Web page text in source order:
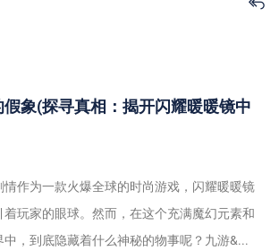
象(探寻真相：揭开闪耀暖暖镜中
情作为一款火爆全球的时尚游戏，闪耀暖暖镜
着玩家的眼球。然而，在这个充满魔幻元素和
，到底隐藏着什么神秘的物事呢？九游&...